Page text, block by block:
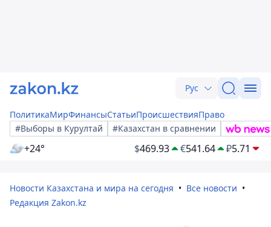
Рус
ПолитикаМирФинансыСтатьиПроисшествияПраво
#Выборы в Курултай
#Казахстан в сравнении
+24° $469.93 €541.64 ₽5.71
Новости Казахстана и мира на сегодня
Все новости
Редакция Zakon.kz